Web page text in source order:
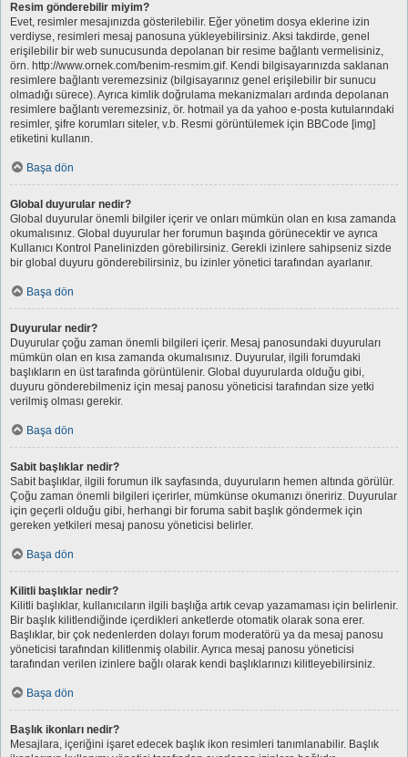
Resim gönderebilir miyim?
Evet, resimler mesajınızda gösterilebilir. Eğer yönetim dosya eklerine izin
verdiyse, resimleri mesaj panosuna yükleyebilirsiniz. Aksi takdirde, genel
erişilebilir bir web sunucusunda depolanan bir resime bağlantı vermelisiniz,
örn. http://www.ornek.com/benim-resmim.gif. Kendi bilgisayarınızda saklanan
resimlere bağlantı veremezsiniz (bilgisayarınız genel erişilebilir bir sunucu
olmadığı sürece). Ayrıca kimlik doğrulama mekanizmaları ardında depolanan
resimlere bağlantı veremezsiniz, ör. hotmail ya da yahoo e-posta kutularındaki
resimler, şifre korumları siteler, v.b. Resmi görüntülemek için BBCode [img]
etiketini kullanın.
Başa dön
Global duyurular nedir?
Global duyurular önemli bilgiler içerir ve onları mümkün olan en kısa zamanda
okumalısınız. Global duyurular her forumun başında görünecektir ve ayrıca
Kullanıcı Kontrol Panelinizden görebilirsiniz. Gerekli izinlere sahipseniz sizde
bir global duyuru gönderebilirsiniz, bu izinler yönetici tarafından ayarlanır.
Başa dön
Duyurular nedir?
Duyurular çoğu zaman önemli bilgileri içerir. Mesaj panosundaki duyuruları
mümkün olan en kısa zamanda okumalısınız. Duyurular, ilgili forumdaki
başlıkların en üst tarafında görüntülenir. Global duyurularda olduğu gibi,
duyuru gönderebilmeniz için mesaj panosu yöneticisi tarafından size yetki
verilmiş olması gerekir.
Başa dön
Sabit başlıklar nedir?
Sabit başlıklar, ilgili forumun ilk sayfasında, duyuruların hemen altında görülür.
Çoğu zaman önemli bilgileri içerirler, mümkünse okumanızı öneririz. Duyurular
için geçerli olduğu gibi, herhangi bir foruma sabit başlık göndermek için
gereken yetkileri mesaj panosu yöneticisi belirler.
Başa dön
Kilitli başlıklar nedir?
Kilitli başlıklar, kullanıcıların ilgili başlığa artık cevap yazamaması için belirlenir.
Bir başlık kilitlendiğinde içerdikleri anketlerde otomatik olarak sona erer.
Başlıklar, bir çok nedenlerden dolayı forum moderatörü ya da mesaj panosu
yöneticisi tarafından kilitlenmiş olabilir. Ayrıca mesaj panosu yöneticisi
tarafından verilen izinlere bağlı olarak kendi başlıklarınızı kilitleyebilirsiniz.
Başa dön
Başlık ikonları nedir?
Mesajlara, içeriğini işaret edecek başlık ikon resimleri tanımlanabilir. Başlık